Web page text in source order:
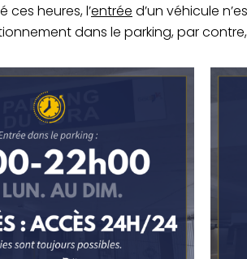
ces heures, l’entrée d’un véhicule
dans le parking, par